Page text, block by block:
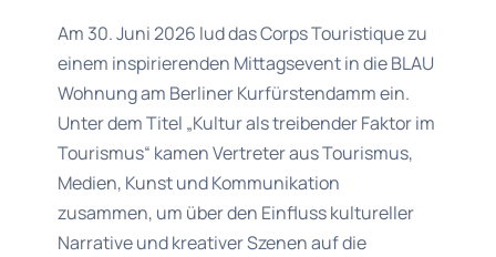
Am 30. Juni 2026 lud das Corps Touristique zu
einem inspirierenden Mittagsevent in die BLAU
Wohnung am Berliner Kurfürstendamm ein.
Unter dem Titel „Kultur als treibender Faktor im
Tourismus“ kamen Vertreter aus Tourismus,
Medien, Kunst und Kommunikation
zusammen, um über den Einfluss kultureller
Narrative und kreativer Szenen auf die